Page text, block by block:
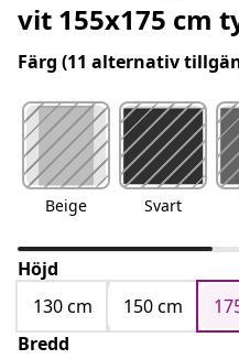
vit 155x175 cm
Färg (11 alternativ
Beige Svart
Höjd
130 cm
150 cm
Bredd